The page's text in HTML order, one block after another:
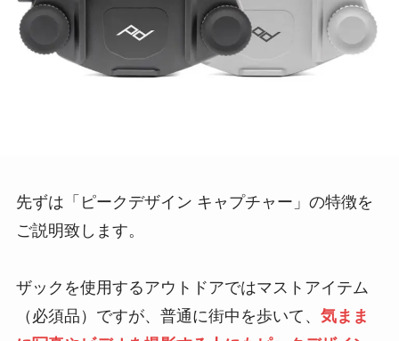
先ずは「ピークデザイン キャプチャー」の特徴を
ご説明致します。
ザックを使用するアウトドアではマストアイテム
（必須品）ですが、普通に街中を歩いて、 気まま